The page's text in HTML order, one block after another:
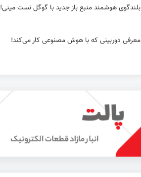
بلندگوی هوشمند منبع باز جدید با گوگل نست مینی!
معرفی دوربینی که با هوش مصنوعی کار می‌کند!
آپگرید کنسول خاطره انگیز PSP با رزبری پای!
ارسال و مدیریت پیامک انبوه توسط GSM Modem